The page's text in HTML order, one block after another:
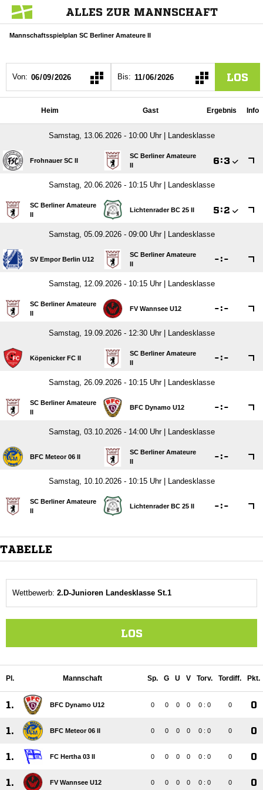
ALLES ZUR MANNSCHAFT
Mannschaftsspielplan SC Berliner Amateure II
Von: Bis: LOS
Heim Gast Ergebnis Info
Samstag, 13.06.2026 - 10:00 Uhr | Landesklasse
Frohnauer SC II
SC Berliner Amateure
II
:
Samstag, 20.06.2026 - 10:15 Uhr | Landesklasse
SC Berliner Amateure
II
Lichtenrader BC 25 II :
Samstag, 05.09.2026 - 09:00 Uhr | Landesklasse
SV Empor Berlin U12
SC Berliner Amateure
II
:
Samstag, 12.09.2026 - 10:15 Uhr | Landesklasse
SC Berliner Amateure
II
FV Wannsee U12 :
Samstag, 19.09.2026 - 12:30 Uhr | Landesklasse
Köpenicker FC II
SC Berliner Amateure
II
:
Samstag, 26.09.2026 - 10:15 Uhr | Landesklasse
SC Berliner Amateure
II
BFC Dynamo U12 :
Samstag, 03.10.2026 - 14:00 Uhr | Landesklasse
BFC Meteor 06 II
SC Berliner Amateure
II
:
Samstag, 10.10.2026 - 10:15 Uhr | Landesklasse
SC Berliner Amateure
II
Lichtenrader BC 25 II :
TABELLE
Wettbewerb: 2.D-Junioren Landesklasse St.1
LOS
Pl. Mannschaft Sp. G U V Torv. Tordiff. Pkt.
1. BFC Dynamo U12 0 0 0 0 0 : 0 0 0
1. BFC Meteor 06 II 0 0 0 0 0 : 0 0 0
1. FC Hertha 03 II 0 0 0 0 0 : 0 0 0
1. FV Wannsee U12 0 0 0 0 0 : 0 0 0